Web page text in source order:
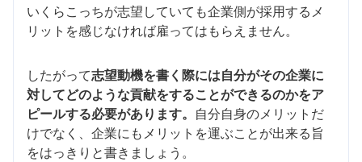
いくらこっちが志望していても企業側が採用するメ
リットを感じなければ雇ってはもらえません。
したがって志望動機を書く際には自分がその企業に
対してどのような貢献をすることができるのかをア
ピールする必要があります。
自分自身のメリットだ
けでなく、企業にもメリットを運ぶことが出来る旨
をはっきりと書きましょう。